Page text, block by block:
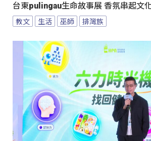
台東pulingau生命故事展 香氛串起文
教文 生活 巫師 排灣族